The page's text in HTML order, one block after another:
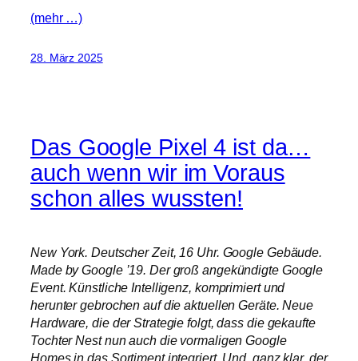
(mehr …)
28. März 2025
Das Google Pixel 4 ist da…
auch wenn wir im Voraus
schon alles wussten!
New York. Deutscher Zeit, 16 Uhr. Google Gebäude.
Made by Google ’19. Der groß angekündigte Google
Event. Künstliche Intelligenz, komprimiert und
herunter gebrochen auf die aktuellen Geräte. Neue
Hardware, die der Strategie folgt, dass die gekaufte
Tochter Nest nun auch die vormaligen Google
Homes in das Sortiment integriert. Und, ganz klar, der